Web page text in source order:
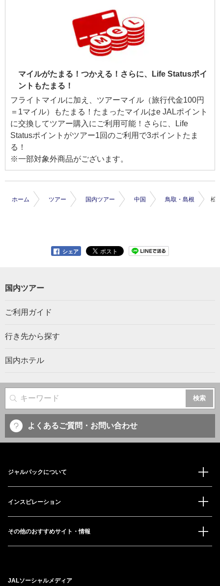
マイルがたまる！つかえる！さらに、Life Statusポイ
ントもたまる！
フライトマイルに加え、ツアーマイル（旅行代金100円
＝1マイル）もたまる！たまったマイルはe JALポイント
に交換してツアー購入にご利用可能！さらに、Life
Statusポイントがツアー1回のご利用で3ポイントたま
る！
※一部対象外商品がございます。
ホーム ツアー 国内ツアー 中国 鳥取・島根 松
シェア
国内ツアー
ご利用ガイド
行き先から探す
国内ホテル
サイト内検索
よくあるご質問・お問い合わせ
ジャルパックについて
インスピレーション
その他のおすすめサイト・情報
JALソーシャルメディア